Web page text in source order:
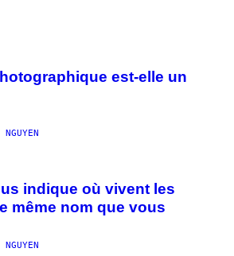
est-elle un
indique où vivent les
même nom que vous